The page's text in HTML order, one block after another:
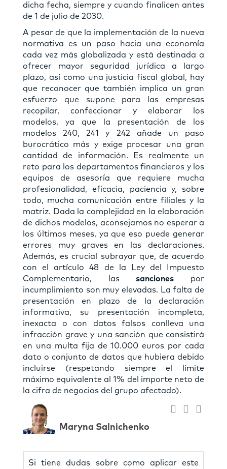
dicha fecha, siempre y cuando finalicen antes
de 1 de julio de 2030.
A pesar de que la implementación de la nueva
normativa es un paso hacia una economía
cada vez más globalizada y está destinada a
ofrecer mayor seguridad jurídica a largo
plazo, así como una justicia fiscal global, hay
que reconocer que también implica un gran
esfuerzo que supone para las empresas
recopilar, confeccionar y elaborar los
modelos, ya que la presentación de los
modelos 240, 241 y 242 añade un paso
burocrático más y exige procesar una gran
cantidad de información. Es realmente un
reto para los departamentos financieros y los
equipos de asesoría que requiere mucha
profesionalidad, eficacia, paciencia y, sobre
todo, mucha comunicación entre filiales y la
matriz. Dada la complejidad en la elaboración
de dichos modelos, aconsejamos no esperar a
los últimos meses, ya que eso puede generar
errores muy graves en las declaraciones.
Además, es crucial subrayar que, de acuerdo
con el artículo 48 de la Ley del Impuesto
Complementario, lassanciones por
incumplimiento son muy elevadas. La falta de
presentación en plazo de la declaración
informativa, su presentación incompleta,
inexacta o con datos falsos conlleva una
infracción grave y una sanción que consistirá
en una multa fija de 10.000 euros por cada
dato o conjunto de datos que hubiera debido
incluirse (respetando siempre el límite
máximo equivalente al 1% del importe neto de
la cifra de negocios del grupo afectado).
Maryna Salnichenko
Si tiene dudas sobre como aplicar este